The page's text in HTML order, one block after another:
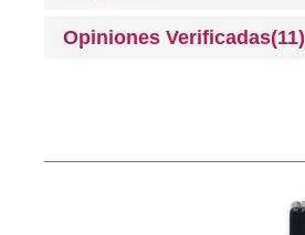
Opiniones Verificadas(11)